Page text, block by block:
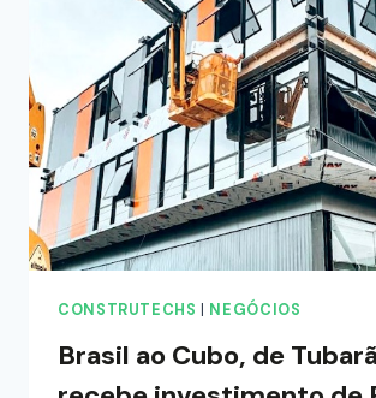
CONSTRUTECHS NEGÓCIOS
Brasil ao Cubo, de